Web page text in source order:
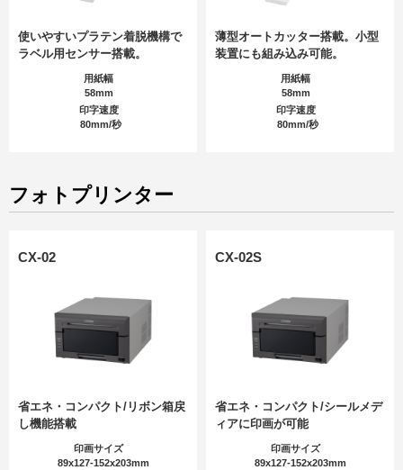
使いやすいプラテン着脱機構で
ラベル用センサー搭載。
用紙幅
58mm
印字速度
80mm/秒
薄型オートカッター搭載。小型
装置にも組み込み可能。
用紙幅
58mm
印字速度
80mm/秒
フォトプリンター
CX-02
省エネ・コンパクト/リボン箱戻
し機能搭載
印画サイズ
89x127-152x203mm
CX-02S
省エネ・コンパクト/シールメデ
ィアに印画が可能
印画サイズ
89x127-152x203mm